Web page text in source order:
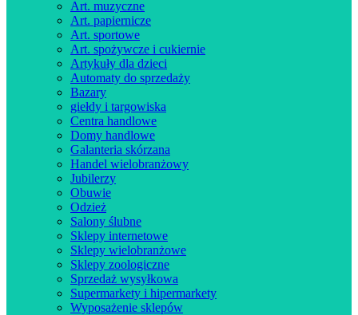
Art. muzyczne
Art. papiernicze
Art. sportowe
Art. spożywcze i cukiernie
Artykuły dla dzieci
Automaty do sprzedaży
Bazary
giełdy i targowiska
Centra handlowe
Domy handlowe
Galanteria skórzana
Handel wielobranżowy
Jubilerzy
Obuwie
Odzież
Salony ślubne
Sklepy internetowe
Sklepy wielobranżowe
Sklepy zoologiczne
Sprzedaż wysyłkowa
Supermarkety i hipermarkety
Wyposażenie sklepów